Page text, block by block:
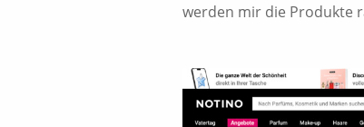
werden mir die Produkte